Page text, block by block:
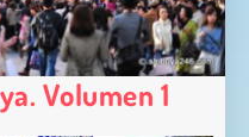
Volumen 1